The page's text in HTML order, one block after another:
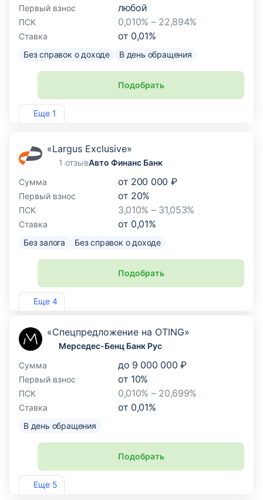
Еще 1
Первый взнос любой
ПСК 0,010% – 22,894%
Ставка от 0,01%
Без справок о доходе В день обращения
Подобрать
Лиц. №2766
Еще 4
«Largus Exclusive»
1 отзывАвто Финанс Банк
Сумма
от 200 000 ₽
Первый взнос от 20%
ПСК 3,010% – 31,053%
Ставка от 0,01%
Без залога Без справок о доходе
Подобрать
Лиц. №170
Еще 5
«Спецпредложение на OTING»
Мерседес-Бенц Банк Рус
Сумма
до 9 000 000 ₽
Первый взнос от 10%
ПСК 0,010% – 20,699%
Ставка от 0,01%
В день обращения
Подобрать
Лиц. №3473